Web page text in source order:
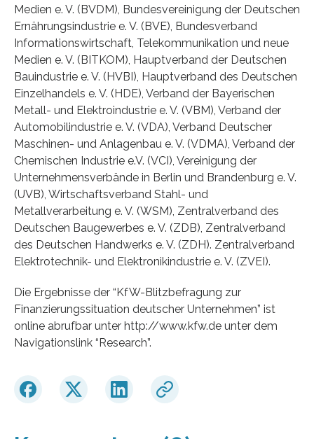
Medien e. V. (BVDM), Bundesvereinigung der Deutschen
Ernährungsindustrie e. V. (BVE), Bundesverband
Informationswirtschaft, Telekommunikation und neue
Medien e. V. (BITKOM), Hauptverband der Deutschen
Bauindustrie e. V. (HVBI), Hauptverband des Deutschen
Einzelhandels e. V. (HDE), Verband der Bayerischen
Metall- und Elektroindustrie e. V. (VBM), Verband der
Automobilindustrie e. V. (VDA), Verband Deutscher
Maschinen- und Anlagenbau e. V. (VDMA), Verband der
Chemischen Industrie e.V. (VCI), Vereinigung der
Unternehmensverbände in Berlin und Brandenburg e. V.
(UVB), Wirtschaftsverband Stahl- und
Metallverarbeitung e. V. (WSM), Zentralverband des
Deutschen Baugewerbes e. V. (ZDB), Zentralverband
des Deutschen Handwerks e. V. (ZDH). Zentralverband
Elektrotechnik- und Elektronikindustrie e. V. (ZVEI).
Die Ergebnisse der “KfW-Blitzbefragung zur
Finanzierungssituation deutscher Unternehmen” ist
online abrufbar unter http://www.kfw.de unter dem
Navigationslink “Research”.